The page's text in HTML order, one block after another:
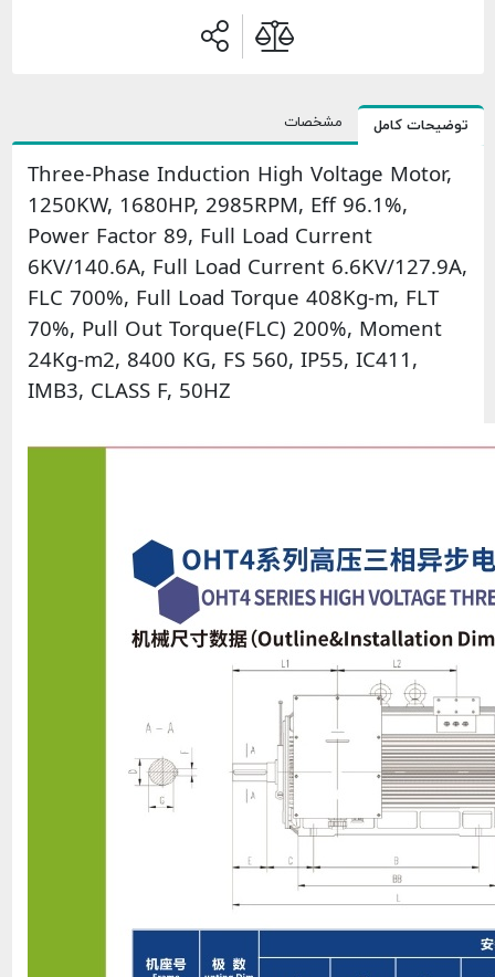
مشخصات
Three-Phase Induction High Voltage
1250KW, 1680HP, 2985RPM, Eff
Power Factor 89, Full Load Current
6KV/140.6A, Full Load Current
FLC 700%, Full Load Torque 408Kg-
70%, Pull Out Torque(FLC) 200%,
24Kg-m2, 8400 KG, FS 560, IP55,
IMB3, CLASS F, 50HZ